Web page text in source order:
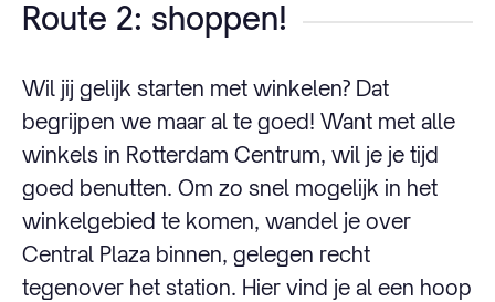
Route 2: shoppen!
Wil jij gelijk starten met winkelen? Dat
begrijpen we maar al te goed! Want met alle
winkels in Rotterdam Centrum, wil je je tijd
goed benutten. Om zo snel mogelijk in het
winkelgebied te komen, wandel je over
Central Plaza binnen, gelegen recht
tegenover het station. Hier vind je al een hoop